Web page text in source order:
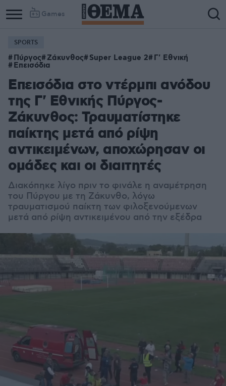
Games
SPORTS
Πύργος Ζάκυνθος Super League 2 Γ' Εθνική
Επεισόδια
Επεισόδια στο ντέρμπι ανόδου
της Γ' Εθνικής Πύργος-
Ζάκυνθος: Τραυματίστηκε
παίκτης μετά από ρίψη
αντικειμένων, αποχώρησαν οι
ομάδες και οι διαιτητές
Διακόπηκε λίγο πριν το φινάλε η αναμέτρηση
του Πύργου με τη Ζάκυνθο, λόγω
τραυματισμού παίκτη των φιλοξενούμενων
μετά από ρίψη αντικειμένου από την εξέδρα